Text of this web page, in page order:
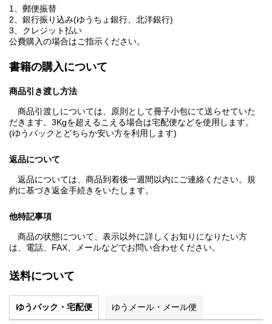
1、郵便振替
2、銀行振り込み(ゆうちょ銀行、北洋銀行)
3、クレジット払い
公費購入の場合はご指示ください。
書籍の購入について
商品引き渡し方法
商品引渡しについては、原則として冊子小包にて送らせていた
だきます。3Kgを超えるこえる場合は宅配便などを使用します。
(ゆうパックとどちらか安い方を利用します)
返品について
返品については、商品到着後一週間以内にご連絡ください。規
約に基づき返金手続きをいたします。
他特記事項
商品の状態について、表示以外に詳しくお知りになりたい方
は、電話、FAX、メールなどでお問い合わせください。
送料について
ゆうパック・宅配便 ゆうメール・メール便